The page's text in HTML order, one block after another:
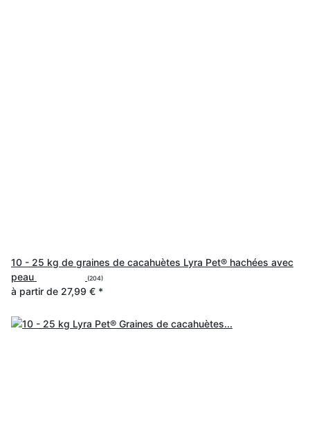
10 - 25 kg de graines de cacahuètes Lyra Pet® hachées avec
peau
(204)
à partir de 27,99 € *